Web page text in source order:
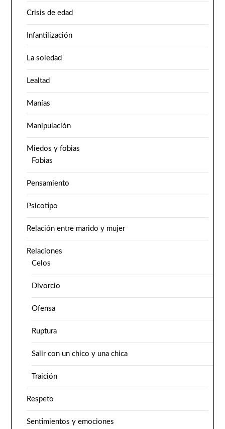
Crisis de edad
Infantilización
La soledad
Lealtad
Manías
Manipulación
Miedos y fobias
Fobias
Pensamiento
Psicotipo
Relación entre marido y mujer
Relaciones
Celos
Divorcio
Ofensa
Ruptura
Salir con un chico y una chica
Traición
Respeto
Sentimientos y emociones